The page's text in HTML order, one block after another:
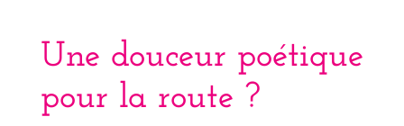
Une douceur poétique
pour la route ?